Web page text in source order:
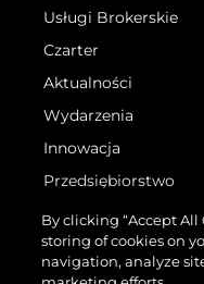
Usługi Brokerskie
Czarter
Aktualności
Wydarzenia
Innowacja
Przedsiębiorstwo
Zespół
Styl Życia
Tradycja
By clicking “Accept All
storing of cookies on
navigation, analyze